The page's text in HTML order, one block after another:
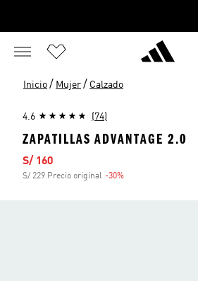
Inicio / Mujer / Calzado
4.6 (74)
ZAPATILLAS ADVANTAGE 2.0
Precio de venta
S/ 160
S/ 229 Precio original -30%